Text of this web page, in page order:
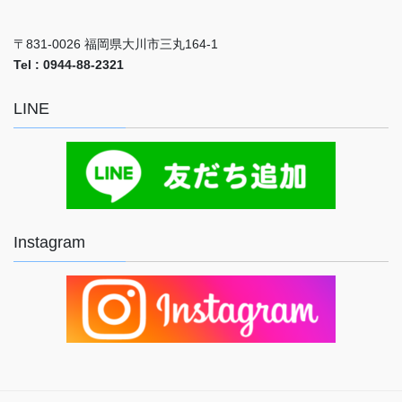
〒831-0026 福岡県大川市三丸164-1
Tel : 0944-88-2321
LINE
Instagram